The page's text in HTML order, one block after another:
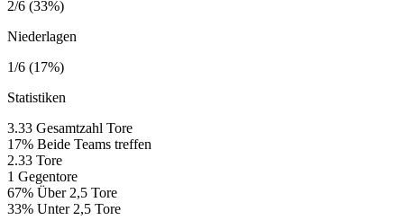
2/6 (33%)
Niederlagen
1/6 (17%)
Statistiken
3.33 Gesamtzahl Tore
17% Beide Teams treffen
2.33 Tore
1 Gegentore
67% Über 2,5 Tore
33% Unter 2,5 Tore